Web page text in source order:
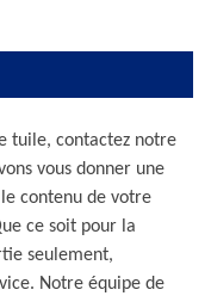
tuile, contactez notre
vous donner une
contenu de votre
ce soit pour la
seulement,
Notre équipe de